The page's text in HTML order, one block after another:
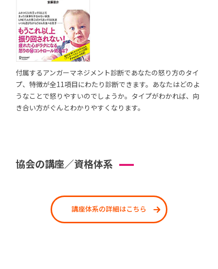
付属するアンガーマネジメント診断であなたの怒り方のタイ
プ、特徴が全11項目にわたり診断できます。あなたはどのよ
うなことで怒りやすいのでしょうか。タイプがわかれば、向
き合い方がぐんとわかりやすくなります。
協会の講座／資格体系
講座体系の詳細はこちら